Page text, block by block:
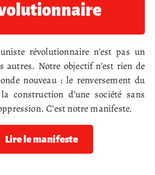
révolutionnaire n’est pas un
autres. Notre objectif n’est rien de
nouveau : le renversement du
construction d’une société sans
C’est notre manifeste.
Lire le manifeste